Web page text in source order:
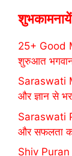
शुभकामनायें
25+ Good
शुरुआत
Saraswati
और ज्ञान से
Saraswati
और सफलता
Shiv Puran